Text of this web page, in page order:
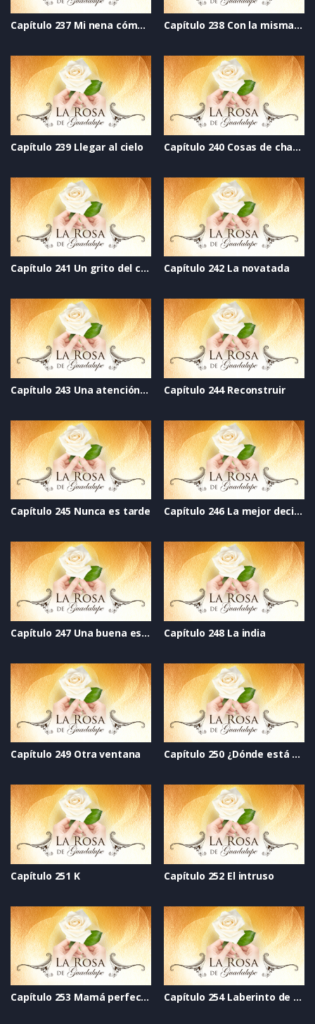
Capítulo 237 Mi nena cómplice Capítulo 238 Con la misma moneda
Capítulo 239 Llegar al cielo Capítulo 240 Cosas de chavitas
Capítulo 241 Un grito del corazón Capítulo 242 La novatada
Capítulo 243 Una atención constante Capítulo 244 Reconstruir
Capítulo 245 Nunca es tarde Capítulo 246 La mejor decisión de su vida
Capítulo 247 Una buena estrella Capítulo 248 La india
Capítulo 249 Otra ventana Capítulo 250 ¿Dónde está el sol_
Capítulo 251 K Capítulo 252 El intruso
Capítulo 253 Mamá perfecta Capítulo 254 Laberinto de dudas